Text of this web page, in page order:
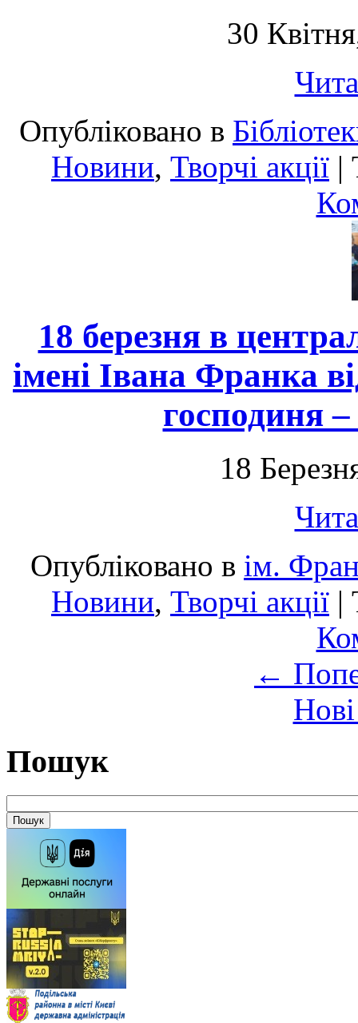
30
Опубліковано в
Новини, Творчі акції |
18 березня в
імені Івана Франка
господиня
18
Опубліковано в ім.
Новини, Творчі акції |
←
Пошук